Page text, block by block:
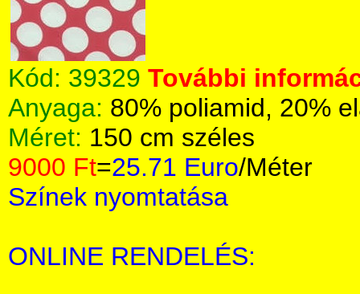
Kód: 39329 További
Anyaga: 80% poliamid, 20%
Méret: 150 cm széles
9000 Ft=25.71 Euro/Méter
Színek nyomtatása
ONLINE RENDELÉS: